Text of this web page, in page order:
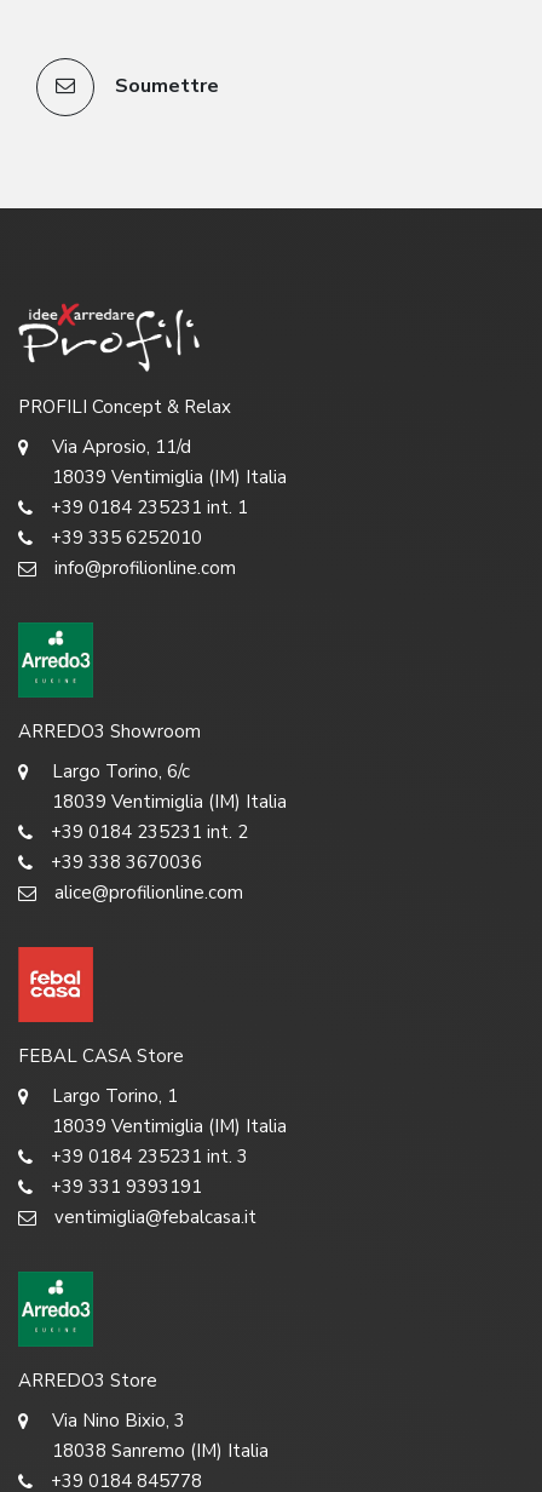
Soumettre
PROFILI Concept & Relax
Via Aprosio, 11/d
18039 Ventimiglia (IM) Italia
+39 0184 235231 int. 1
+39 335 6252010
info@profilionline.com
ARREDO3 Showroom
Largo Torino, 6/c
18039 Ventimiglia (IM) Italia
+39 0184 235231 int. 2
+39 338 3670036
alice@profilionline.com
FEBAL CASA Store
Largo Torino, 1
18039 Ventimiglia (IM) Italia
+39 0184 235231 int. 3
+39 331 9393191
ventimiglia@febalcasa.it
ARREDO3 Store
Via Nino Bixio, 3
18038 Sanremo (IM) Italia
+39 0184 845778